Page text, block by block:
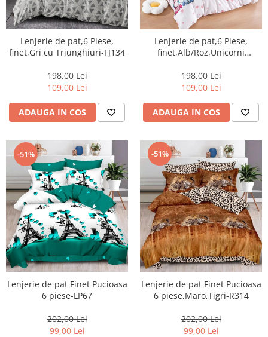
Lenjerie de pat,6 Piese,
finet,Gri cu Triunghiuri-FJ134
198,00 Lei
109,00 Lei
ADAUGA IN COS
Lenjerie de pat,6 Piese,
finet,Alb/Roz,Unicorni
198,00 Lei
109,00 Lei
ADAUGA IN COS
-51%
Lenjerie de pat Finet Pucioasa
6 piese-LP67
202,00 Lei
99,00 Lei
-51%
Lenjerie de pat Finet Pucioasa
6 piese,Maro,Tigri-R314
202,00 Lei
99,00 Lei